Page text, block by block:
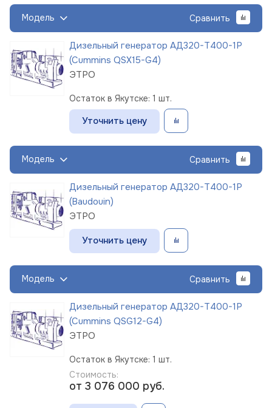
Модель Сравнить
Дизельный генератор АД320-Т400-1Р
(Cummins QSX15-G4)
ЭТРО
Остаток в Якутске: 1 шт.
Уточнить цену
Модель Сравнить
Дизельный генератор АД320-Т400-1Р
(Baudouin)
ЭТРО
Уточнить цену
Модель Сравнить
Дизельный генератор АД320-Т400-1Р
(Cummins QSG12-G4)
ЭТРО
Остаток в Якутске: 1 шт.
Стоимость:
от 3 076 000 руб.